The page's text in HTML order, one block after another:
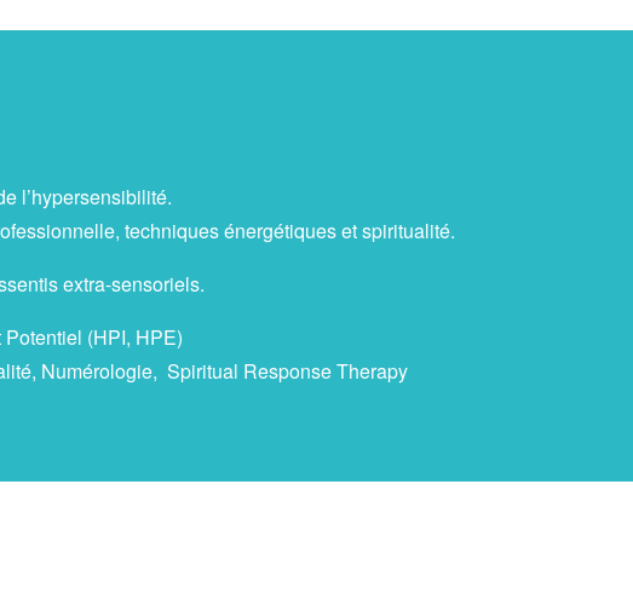
l’hypersensibilité.
techniques énergétiques et spiritualité.
extra-sensoriels.
(HPI, HPE)
Numérologie, Spiritual Response Therapy